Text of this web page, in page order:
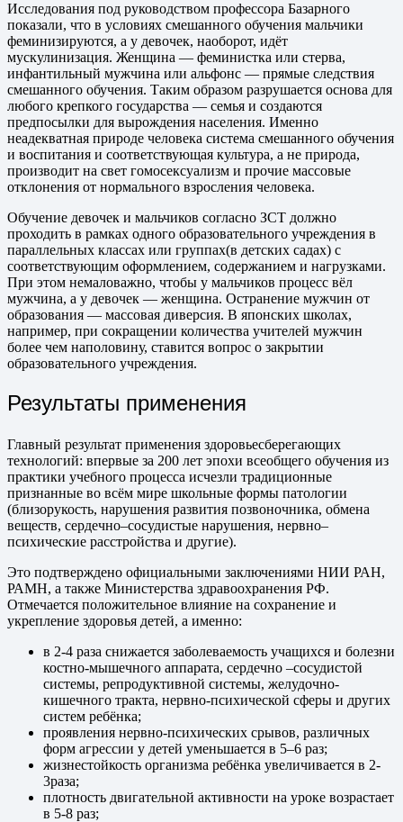
Исследования под руководством профессора Базарного
показали, что в условиях смешанного обучения мальчики
феминизируются, а у девочек, наоборот, идёт
мускулинизация. Женщина — феминистка или стерва,
инфантильный мужчина или альфонс — прямые следствия
смешанного обучения. Таким образом разрушается основа для
любого крепкого государства — семья и создаются
предпосылки для вырождения населения. Именно
неадекватная природе человека система смешанного обучения
и воспитания и соответствующая культура, а не природа,
производит на свет гомосексуализм и прочие массовые
отклонения от нормального взросления человека.
Обучение девочек и мальчиков согласно ЗСТ должно
проходить в рамках одного образовательного учреждения в
параллельных классах или группах(в детских садах) с
соответствующим оформлением, содержанием и нагрузками.
При этом немаловажно, чтобы у мальчиков процесс вёл
мужчина, а у девочек — женщина. Остранение мужчин от
образования — массовая диверсия. В японских школах,
например, при сокращении количества учителей мужчин
более чем наполовину, ставится вопрос о закрытии
образовательного учреждения.
Результаты применения
Главный результат применения здоровьесберегающих
технологий: впервые за 200 лет эпохи всеобщего обучения из
практики учебного процесса исчезли традиционные
признанные во всём мире школьные формы патологии
(близорукость, нарушения развития позвоночника, обмена
веществ, сердечно–сосудистые нарушения, нервно–
психические расстройства и другие).
Это подтверждено официальными заключениями НИИ РАН,
РАМН, а также Министерства здравоохранения РФ.
Отмечается положительное влияние на сохранение и
укрепление здоровья детей, а именно:
в 2-4 раза снижается заболеваемость учащихся и болезни
костно-мышечного аппарата, сердечно –сосудистой
системы, репродуктивной системы, желудочно-
кишечного тракта, нервно-психической сферы и других
систем ребёнка;
проявления нервно-психических срывов, различных
форм агрессии у детей уменьшается в 5–6 раз;
жизнестойкость организма ребёнка увеличивается в 2-
3раза;
плотность двигательной активности на уроке возрастает
в 5-8 раз;